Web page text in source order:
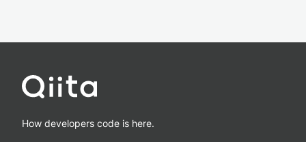
How developers code is here.